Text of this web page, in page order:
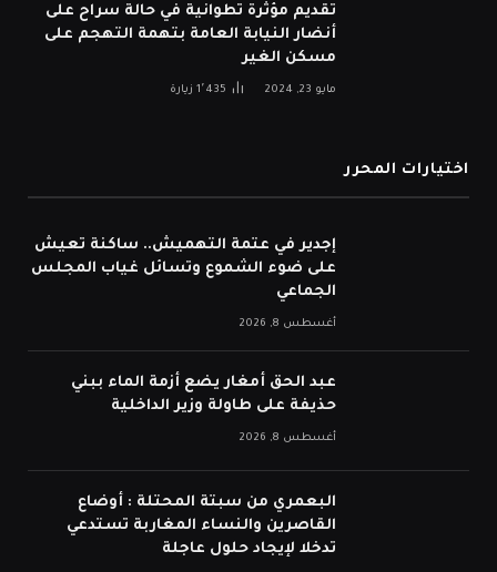
تقديم مؤثرة تطوانية في حالة سراح على
أنضار النيابة العامة بتهمة التهجم على
مسكن الغير
مايو 23, 2024 1٬435 زيارة
اختيارات المحرر
إجدير في عتمة التهميش.. ساكنة تعيش
على ضوء الشموع وتسائل غياب المجلس
الجماعي
أغسطس 8, 2026
عبد الحق أمغار يضع أزمة الماء ببني
حذيفة على طاولة وزير الداخلية
أغسطس 8, 2026
البعمري من سبتة المحتلة : أوضاع
القاصرين والنساء المغاربة تستدعي
تدخلا لإيجاد حلول عاجلة